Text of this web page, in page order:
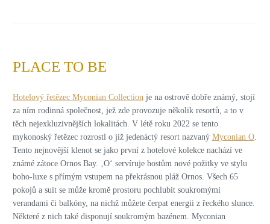
PLACE TO BE
Hotelový řetězec Myconian Collection je na ostrově dobře známý, stojí
za ním rodinná společnost, jež zde provozuje několik resortů, a to v
těch nejexkluzivnějších lokalitách. V létě roku 2022 se tento
mykonoský řetězec rozrostl o již jedenáctý resort nazvaný Myconian O.
Tento nejnovější klenot se jako první z hotelové kolekce nachází ve
známé zátoce Ornos Bay. ‚O‘ servíruje hostům nové požitky ve stylu
boho-luxe s přímým vstupem na překrásnou pláž Ornos. Všech 65
pokojů a suit se může kromě prostoru pochlubit soukromými
verandami či balkóny, na nichž můžete čerpat energii z řeckého slunce.
Některé z nich také disponují soukromým bazénem. Myconian